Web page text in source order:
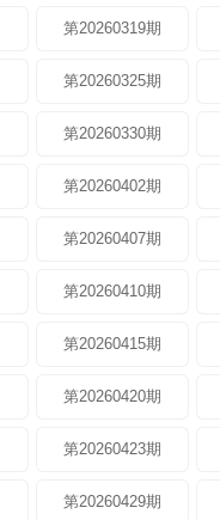
第20260319期
第20260325期
第20260330期
第20260402期
第20260407期
第20260410期
第20260415期
第20260420期
第20260423期
第20260429期